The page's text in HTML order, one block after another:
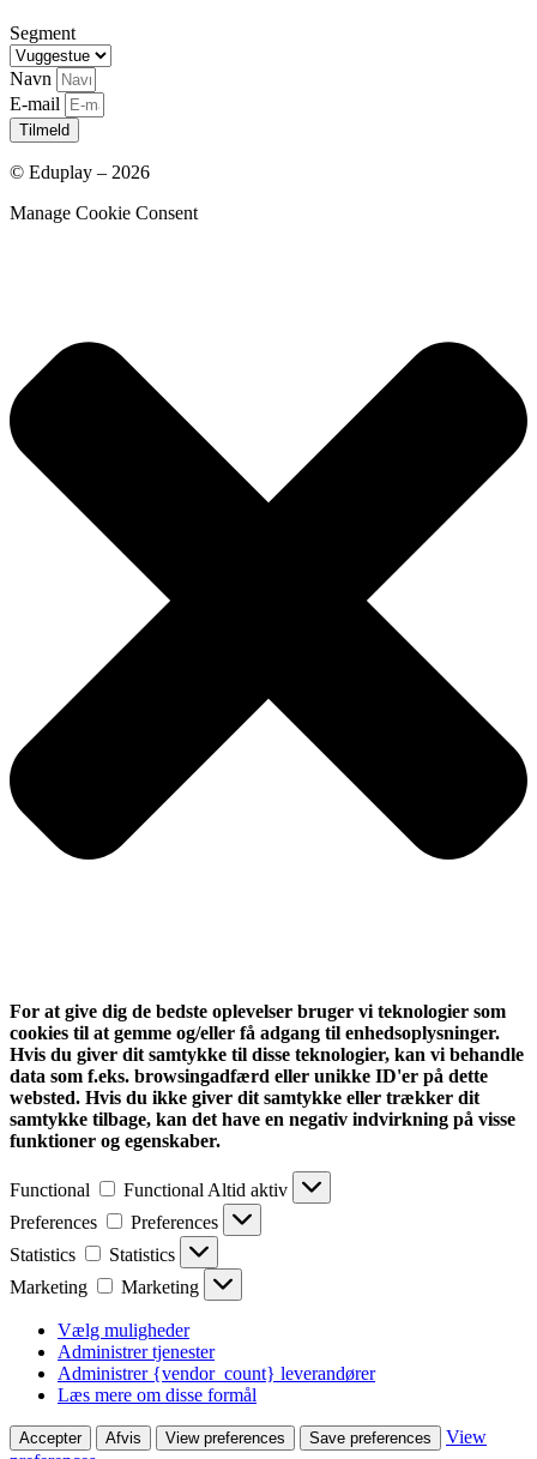
Segment
Navn
E-mail
Tilmeld
© Eduplay – 2026
Manage Cookie Consent
For at give dig de bedste oplevelser bruger vi teknologier som
cookies til at gemme og/eller få adgang til enhedsoplysninger.
Hvis du giver dit samtykke til disse teknologier, kan vi behandle
data som f.eks. browsingadfærd eller unikke ID'er på dette
websted. Hvis du ikke giver dit samtykke eller trækker dit
samtykke tilbage, kan det have en negativ indvirkning på visse
funktioner og egenskaber.
Functional Functional Altid aktiv
Preferences
Preferences
Statistics
Statistics
Marketing
Marketing
Vælg muligheder
Administrer tjenester
Administrer {vendor_count} leverandører
Læs mere om disse formål
Accepter Afvis View preferences Save preferences
View